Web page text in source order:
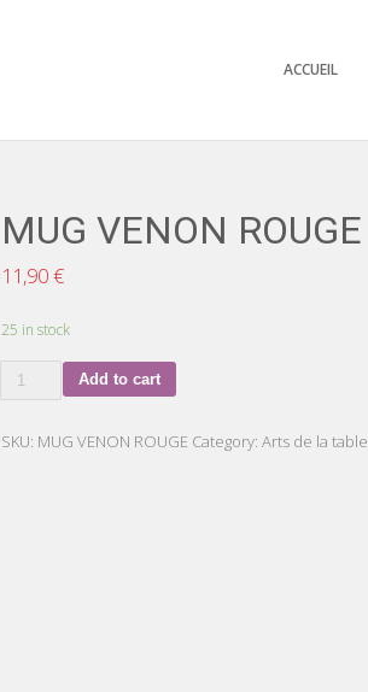
ACCUEIL
MUG VENON ROUGE
11,90€
25 in stock
MUG
quantity
Add to cart
SKU: MUG VENON ROUGE Category: Arts de la table